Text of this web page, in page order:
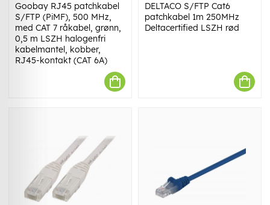
Goobay RJ45 patchkabel
S/FTP (PiMF), 500 MHz,
med CAT 7 råkabel, grønn,
0,5 m LSZH halogenfri
kabelmantel, kobber,
RJ45-kontakt (CAT 6A)
DELTACO S/FTP Cat6
patchkabel 1m 250MHz
Deltacertified LSZH rød